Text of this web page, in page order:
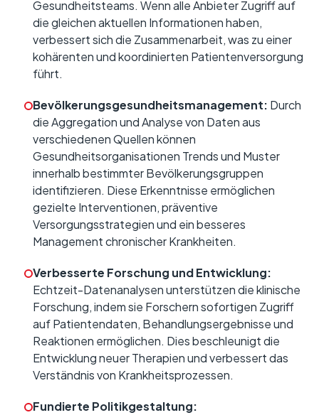
Gesundheitsteams. Wenn alle Anbieter Zugriff auf
die gleichen aktuellen Informationen haben,
verbessert sich die Zusammenarbeit, was zu einer
kohärenten und koordinierten Patientenversorgung
führt.
Bevölkerungsgesundheitsmanagement: Durch
die Aggregation und Analyse von Daten aus
verschiedenen Quellen können
Gesundheitsorganisationen Trends und Muster
innerhalb bestimmter Bevölkerungsgruppen
identifizieren. Diese Erkenntnisse ermöglichen
gezielte Interventionen, präventive
Versorgungsstrategien und ein besseres
Management chronischer Krankheiten.
Verbesserte Forschung und Entwicklung:
Echtzeit-Datenanalysen unterstützen die klinische
Forschung, indem sie Forschern sofortigen Zugriff
auf Patientendaten, Behandlungsergebnisse und
Reaktionen ermöglichen. Dies beschleunigt die
Entwicklung neuer Therapien und verbessert das
Verständnis von Krankheitsprozessen.
Fundierte Politikgestaltung: